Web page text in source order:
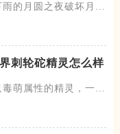
的月圆之夜破坏月的
刺轮砣精灵怎么样
萌属性的精灵，一共